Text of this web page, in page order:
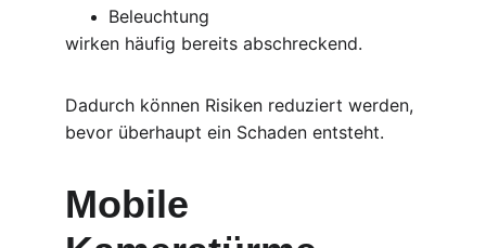
Beleuchtung
wirken häufig bereits abschreckend.
Dadurch können Risiken reduziert werden,
bevor überhaupt ein Schaden entsteht.
Mobile